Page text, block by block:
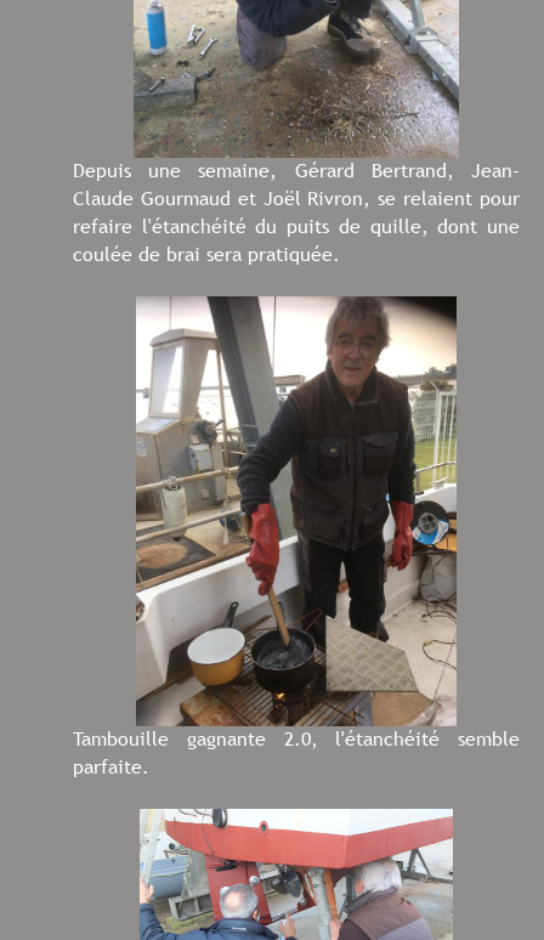
Depuis une semaine, Gérard Bertrand, Jean-
Claude Gourmaud et Joël Rivron, se relaient pour
refaire l'étanchéité du puits de quille, dont une
coulée de brai sera pratiquée.
Tambouille gagnante 2.0, l'étanchéité semble
parfaite.